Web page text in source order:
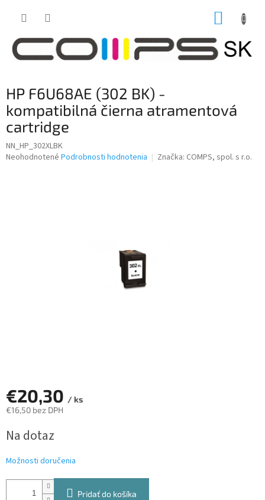
HP F6U68AE (302 BK) -
kompatibilná čierna atramentová
cartridge
NN_HP_302XLBK
Priemerné
Neohodnotené Podrobnosti hodnotenia Značka: COMPS, spol. s r.o.
€20,30 / ks
€16,50 bez DPH
cena:
Na dotaz
Možnosti doručenia
Pridať do košíka